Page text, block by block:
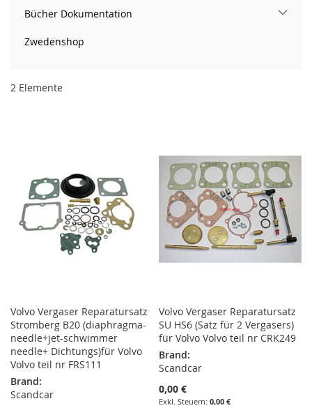
2 Elemente
Volvo Vergaser Reparatursatz
Stromberg B20 (diaphragma-
needle+jet-schwimmer
needle+ Dichtungs)für Volvo
Volvo teil nr FRS111
Brand:
Scandcar
Volvo Vergaser Reparatursatz
SU HS6 (Satz für 2 Vergasers)
für Volvo Volvo teil nr CRK249
Brand:
Scandcar
0,00 €
0,00 €
Bücher Dokumentation
Zwedenshop